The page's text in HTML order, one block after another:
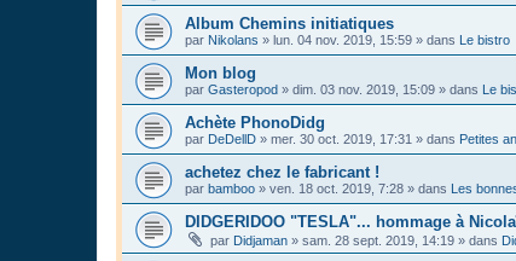
Album Chemins initiatiques
par Nikolans » lun. 04 nov. 2019, 15:59 » dans Le bistro
Mon blog
par Gasteropod » dim. 03 nov. 2019, 15:09 » dans Le
Achète PhonoDidg
par DeDellD » mer. 30 oct. 2019, 17:31 » dans Petites
achetez chez le fabricant !
par bamboo » ven. 18 oct. 2019, 7:28 » dans Les
DIDGERIDOO "TESLA"... hommage à
par Didjaman » sam. 28 sept. 2019, 14:19 » dans